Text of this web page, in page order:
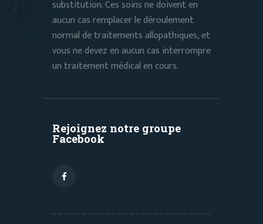
substitution. Ces soins ne doivent en
aucun cas remplacer le déroulement
normal de traitements allopathiques, et
vous ne devez en aucun cas interrompre
un traitement médical en cours.
Rejoignez notre groupe
Facebook